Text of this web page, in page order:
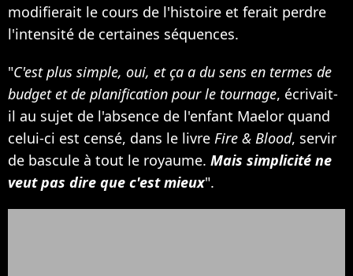
modifierait le cours de l'histoire et ferait perdre
l'intensité de certaines séquences.
"C'est plus simple, oui, et ça a du sens en termes de
budget et de planification pour le tournage, écrivait-
il au sujet de l'absence de l'enfant Maelor quand
celui-ci est censé, dans le livre Fire & Blood, servir
de bascule à tout le royaume. Mais simplicité ne
veut pas dire que c'est mieux".